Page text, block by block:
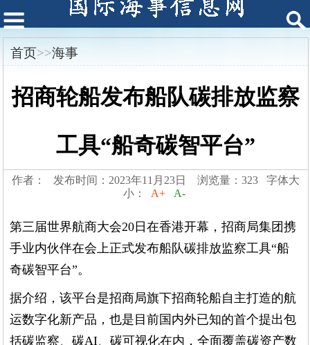
首页>>海事
招商轮船发布船队碳排放监察
工具“船奇碳智平台”
作者： 发布时间：2023年11月23日 浏览量：323 字体大
小：
A+ A-
第三届世界航商大会20日在香港开幕，招商局集团携
手业内伙伴在会上正式发布船队碳排放监察工具“船
奇碳智平台”。
据介绍，该平台是招商局旗下招商轮船自主打造的航
运数字化新产品，也是目前国内外已知的首个提出包
括碳监察、碳AI、碳可视化在内，全面覆盖碳资产数